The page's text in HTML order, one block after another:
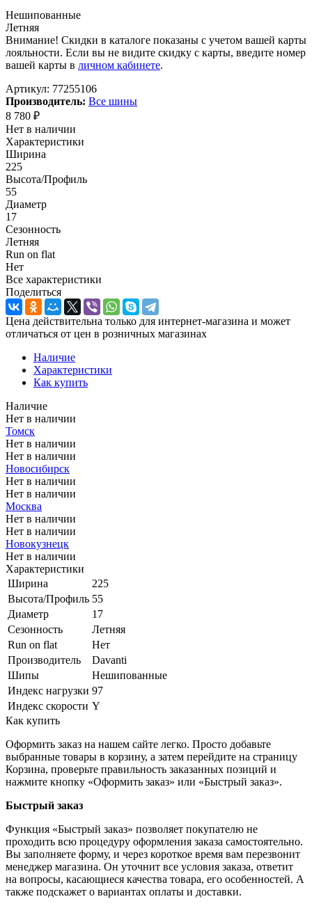
Нешипованные
Летняя
Внимание! Скидки в каталоге показаны с учетом вашей карты
лояльности. Если вы не видите скидку с карты, введите номер
вашей карты в личном кабинете.
Артикул: 77255106
Производитель: Все шины
8 780 ₽
Нет в наличии
Характеристики
Ширина
225
Высота/Профиль
55
Диаметр
17
Сезонность
Летняя
Run on flat
Нет
Все характеристики
Поделиться
Цена действительна только для интернет-магазина и может
отличаться от цен в розничных магазинах
Наличие
Характеристики
Как купить
Наличие
Нет в наличии
Томск
Нет в наличии
Нет в наличии
Новосибирск
Нет в наличии
Нет в наличии
Москва
Нет в наличии
Нет в наличии
Новокузнецк
Нет в наличии
Характеристики
Ширина
225
Высота/Профиль 55
Диаметр
17
Сезонность
Летняя
Run on flat
Нет
Производитель
Davanti
Шипы
Нешипованные
Индекс нагрузки 97
Индекс скорости Y
Как купить
Оформить заказ на нашем сайте легко. Просто добавьте
выбранные товары в корзину, а затем перейдите на страницу
Корзина, проверьте правильность заказанных позиций и
нажмите кнопку «Оформить заказ» или «Быстрый заказ».
Быстрый заказ
Функция «Быстрый заказ» позволяет покупателю не
проходить всю процедуру оформления заказа самостоятельно.
Вы заполняете форму, и через короткое время вам перезвонит
менеджер магазина. Он уточнит все условия заказа, ответит
на вопросы, касающиеся качества товара, его особенностей. А
также подскажет о вариантах оплаты и доставки.